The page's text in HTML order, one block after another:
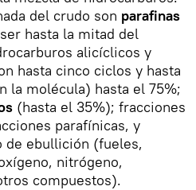
del crudo son parafinas
hasta la mitad del
alicíclicos y
hasta cinco ciclos y hasta
la molécula) hasta el 75%;
(hasta el 35%); fracciones
parafínicas, y
de ebullición (fueles,
nitrógeno,
compuestos).